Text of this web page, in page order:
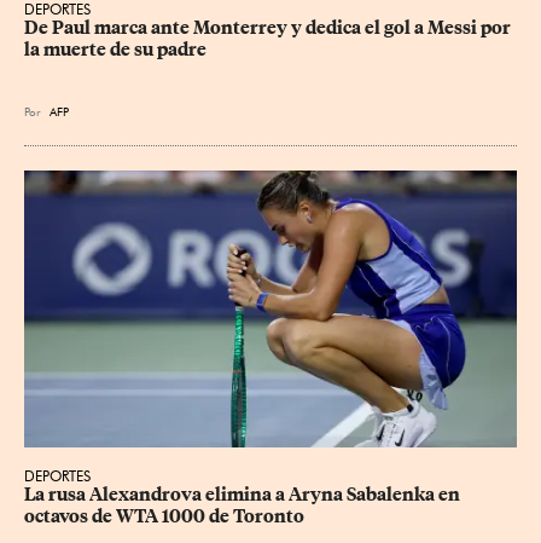
DEPORTES
De Paul marca ante Monterrey y dedica el gol a Messi por
la muerte de su padre
Por AFP
DEPORTES
La rusa Alexandrova elimina a Aryna Sabalenka en
octavos de WTA 1000 de Toronto